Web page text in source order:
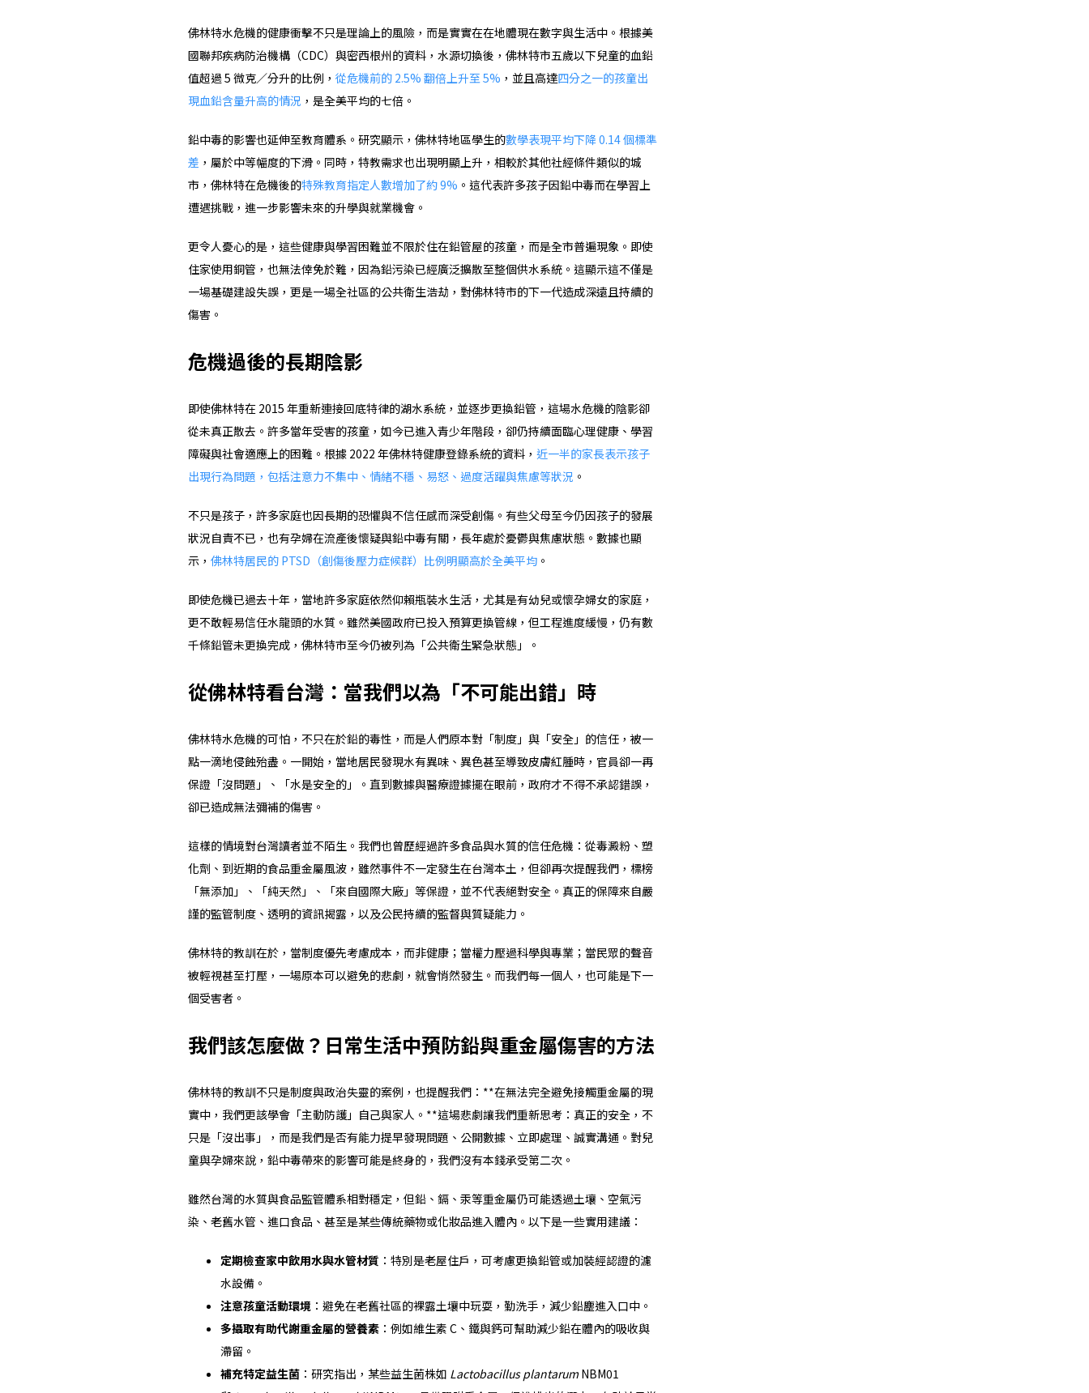
佛林特水危機的健康衝擊不只是理論上的風險，而是實實在在地體現在數字與生活中。根據美
國聯邦疾病防治機構（CDC）與密西根州的資料，水源切換後，佛林特市五歲以下兒童的血鉛
值超過 5 微克／分升的比例， 從危機前的 2.5% 翻倍上升至 5% ，並且高達四分之一的孩童出
現血鉛含量升高的情況 ，是全美平均的七倍。
鉛中毒的影響也延伸至教育體系。研究顯示，佛林特地區學生的數學表現平均下降 0.14 個標準
差 ，屬於中等幅度的下滑。同時，特教需求也出現明顯上升，相較於其他社經條件類似的城
市，佛林特在危機後的特殊教育指定人數增加了約 9% 。這代表許多孩子因鉛中毒而在學習上
遭遇挑戰，進一步影響未來的升學與就業機會。
更令人憂心的是，這些健康與學習困難並不限於住在鉛管屋的孩童，而是全市普遍現象。即使
住家使用銅管，也無法倖免於難，因為鉛污染已經廣泛擴散至整個供水系統。這顯示這不僅是
一場基礎建設失誤，更是一場全社區的公共衛生浩劫，對佛林特市的下一代造成深遠且持續的
傷害。
危機過後的長期陰影
即使佛林特在 2015 年重新連接回底特律的湖水系統，並逐步更換鉛管，這場水危機的陰影卻
從未真正散去。許多當年受害的孩童，如今已進入青少年階段，卻仍持續面臨心理健康、學習
障礙與社會適應上的困難。根據 2022 年佛林特健康登錄系統的資料， 近一半的家長表示孩子
出現行為問題，包括注意力不集中、情緒不穩、易怒、過度活躍與焦慮等狀況 。
不只是孩子，許多家庭也因長期的恐懼與不信任感而深受創傷。有些父母至今仍因孩子的發展
狀況自責不已，也有孕婦在流產後懷疑與鉛中毒有關，長年處於憂鬱與焦慮狀態。數據也顯
示， 佛林特居民的 PTSD（創傷後壓力症候群）比例明顯高於全美平均 。
即使危機已過去十年，當地許多家庭依然仰賴瓶裝水生活，尤其是有幼兒或懷孕婦女的家庭，
更不敢輕易信任水龍頭的水質。雖然美國政府已投入預算更換管線，但工程進度緩慢，仍有數
千條鉛管未更換完成，佛林特市至今仍被列為「公共衛生緊急狀態」。
從佛林特看台灣：當我們以為「不可能出錯」時
佛林特水危機的可怕，不只在於鉛的毒性，而是人們原本對「制度」與「安全」的信任，被一
點一滴地侵蝕殆盡。一開始，當地居民發現水有異味、異色甚至導致皮膚紅腫時，官員卻一再
保證「沒問題」、「水是安全的」。直到數據與醫療證據擺在眼前，政府才不得不承認錯誤，
卻已造成無法彌補的傷害。
這樣的情境對台灣讀者並不陌生。我們也曾歷經過許多食品與水質的信任危機：從毒澱粉、塑
化劑、到近期的食品重金屬風波，雖然事件不一定發生在台灣本土，但卻再次提醒我們，標榜
「無添加」、「純天然」、「來自國際大廠」等保證，並不代表絕對安全。真正的保障來自嚴
謹的監管制度、透明的資訊揭露，以及公民持續的監督與質疑能力。
佛林特的教訓在於，當制度優先考慮成本，而非健康；當權力壓過科學與專業；當民眾的聲音
被輕視甚至打壓，一場原本可以避免的悲劇，就會悄然發生。而我們每一個人，也可能是下一
個受害者。
我們該怎麼做？日常生活中預防鉛與重金屬傷害的方法
佛林特的教訓不只是制度與政治失靈的案例，也提醒我們：**在無法完全避免接觸重金屬的現
實中，我們更該學會「主動防護」自己與家人。**這場悲劇讓我們重新思考：真正的安全，不
只是「沒出事」，而是我們是否有能力提早發現問題、公開數據、立即處理、誠實溝通。對兒
童與孕婦來說，鉛中毒帶來的影響可能是終身的，我們沒有本錢承受第二次。
雖然台灣的水質與食品監管體系相對穩定，但鉛、鎘、汞等重金屬仍可能透過土壤、空氣污
染、老舊水管、進口食品、甚至是某些傳統藥物或化妝品進入體內。以下是一些實用建議：
定期檢查家中飲用水與水管材質 ：特別是老屋住戶，可考慮更換鉛管或加裝經認證的濾
水設備。
注意孩童活動環境 ：避免在老舊社區的裸露土壤中玩耍，勤洗手，減少鉛塵進入口中。
多攝取有助代謝重金屬的營養素 ：例如維生素 C、鐵與鈣可幫助減少鉛在體內的吸收與
滯留。
補充特定益生菌 ：研究指出，某些益生菌株如 Lactobacillus plantarum NBM01